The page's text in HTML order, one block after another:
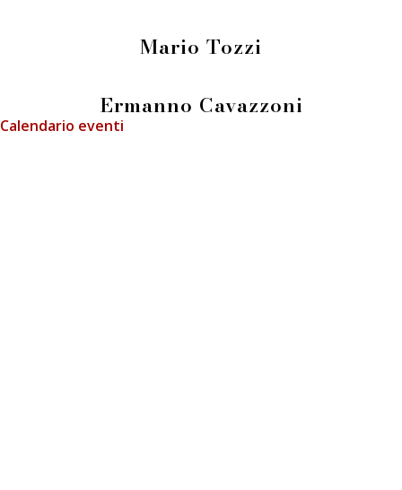
Mario Tozzi
Ermanno Cavazzoni
Calendario eventi